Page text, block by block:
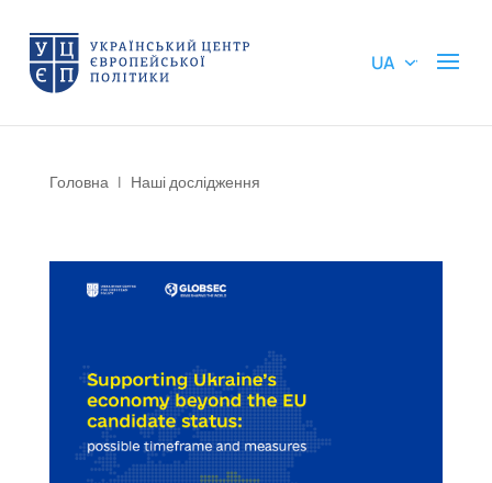
UA
Головна | Наші дослідження